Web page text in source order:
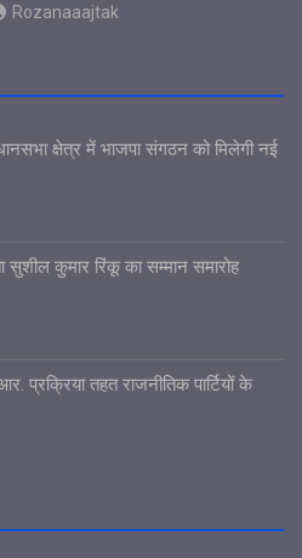
Rozanaaajtak
क्षेत्र में भाजपा संगठन को मिलेगी नई
सुशील कुमार रिंकू का सम्मान समारोह
प्रक्रिया तहत राजनीतिक पार्टियों के